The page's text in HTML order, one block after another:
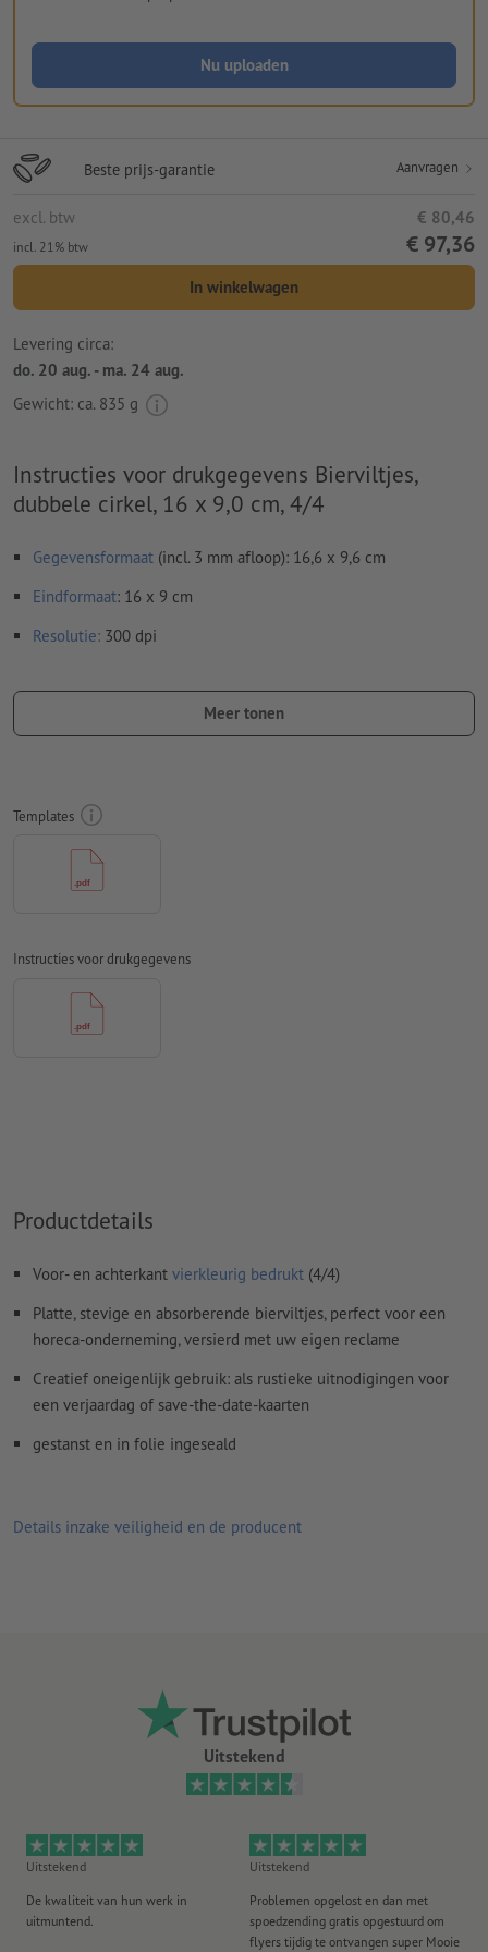
Nu uploaden
Beste prijs-garantie Aanvragen
excl. btw € 80,46
incl. 21% btw € 97,36
In winkelwagen
Levering circa:
do. 20 aug. - ma. 24 aug.
Gewicht: ca. 835 g
Instructies voor drukgegevens Bierviltjes,
dubbele cirkel, 16 x 9,0 cm, 4/4
Gegevensformaat (incl. 3 mm afloop): 16,6 x 9,6 cm
Eindformaat: 16 x 9 cm
Resolutie: 300 dpi
Lettertypesmoeten volledig worden ingesloten of omgezet
Kleurmodus:
voor ongestreken papier
zwarte designelementen: moeten eenkleurig zwart (cyaan
0 %, magenta 0 %, yellow 0 %, key 100 %) worden
Overdrukinstellingen
Meer tonen
Templates
Instructies voor drukgegevens
Productdetails
Voor- en achterkant vierkleurig bedrukt (4/4)
Platte, stevige en absorberende bierviltjes, perfect voor een
horeca-onderneming, versierd met uw eigen reclame
Creatief oneigenlijk gebruik: als rustieke uitnodigingen voor
een verjaardag of save-the-date-kaarten
gestanst en in folie ingeseald
Details inzake veiligheid en de producent
Uitstekend
Uitstekend
De kwaliteit van hun werk in
uitmuntend.
Uitstekend
Problemen opgelost en dan met
spoedzending gratis opgestuurd om
flyers tijdig te ontvangen super Mooie